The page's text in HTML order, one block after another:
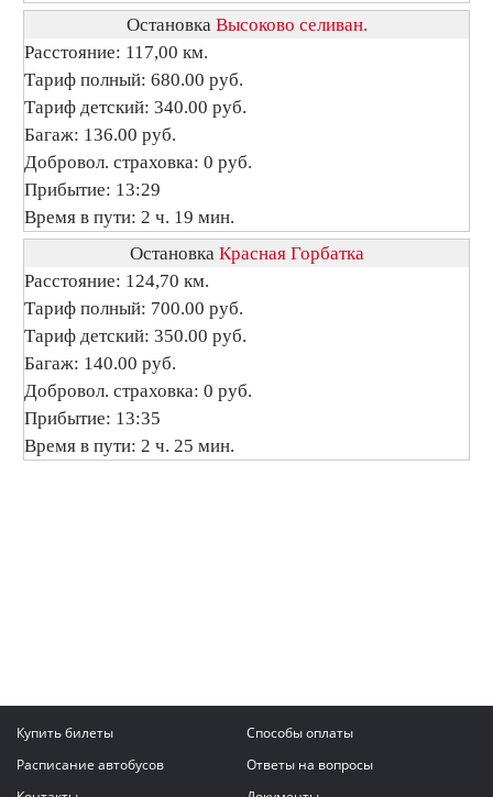
Остановка Высоково селиван.
Расстояние: 117,00 км.
Тариф полный: 680.00 руб.
Тариф детский: 340.00 руб.
Багаж: 136.00 руб.
Добровол. страховка: 0 руб.
Прибытие: 13:29
Время в пути: 2 ч. 19 мин.
Остановка Красная Горбатка
Расстояние: 124,70 км.
Тариф полный: 700.00 руб.
Тариф детский: 350.00 руб.
Багаж: 140.00 руб.
Добровол. страховка: 0 руб.
Прибытие: 13:35
Время в пути: 2 ч. 25 мин.
Купить билеты
Способы оплаты
Расписание автобусов
Ответы на вопросы